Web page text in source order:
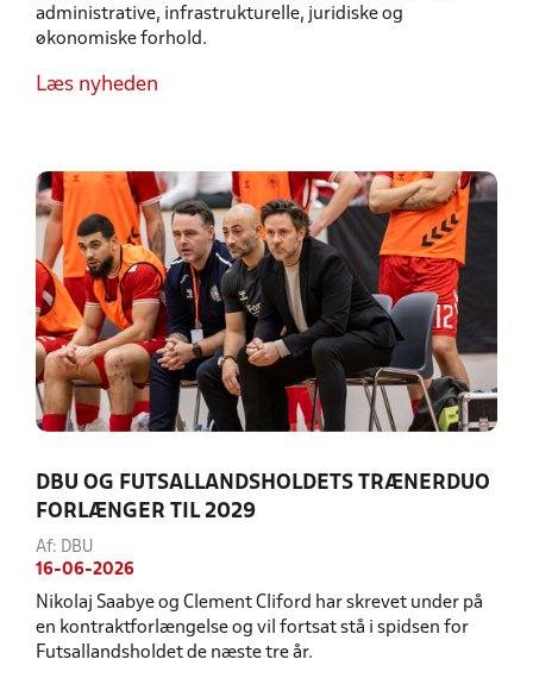
administrative, infrastrukturelle, juridiske og
økonomiske forhold.
Læs nyheden
DBU OG FUTSALLANDSHOLDETS TRÆNERDUO
FORLÆNGER TIL 2029
Af: DBU
16-06-2026
Nikolaj Saabye og Clement Cliford har skrevet under på
en kontraktforlængelse og vil fortsat stå i spidsen for
Futsallandsholdet de næste tre år.